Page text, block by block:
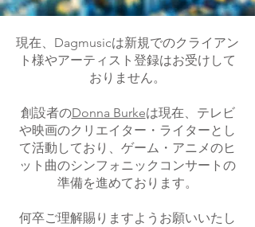
現在、Dagmusicは新規でのクライアン
ト様やアーティスト登録はお受けして
おりません。
創設者のDonna Burkeは現在、テレビ
や映画のクリエイター・ライターとし
て活動しており、ゲーム・アニメのヒ
ット曲のシンフォニックコンサートの
準備を進めております。
何卒ご理解賜りますようお願いいたし